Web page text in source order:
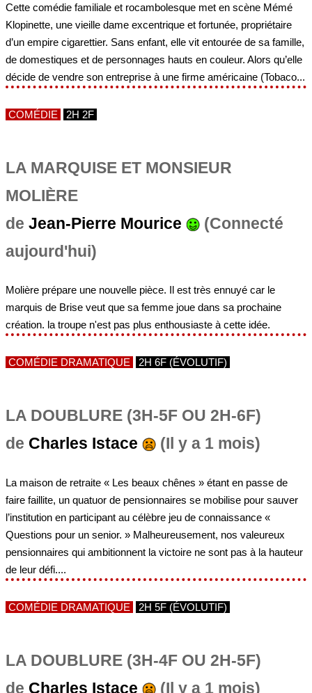
Cette comédie familiale et rocambolesque met en scène Mémé
Klopinette, une vieille dame excentrique et fortunée, propriétaire
d’un empire cigarettier. Sans enfant, elle vit entourée de sa famille,
de domestiques et de personnages hauts en couleur. Alors qu’elle
décide de vendre son entreprise à une firme américaine (Tobaco...
COMÉDIE 2H 2F
LA MARQUISE ET MONSIEUR
MOLIÈRE
de Jean-Pierre Mourice
(Connecté
aujourd'hui)
Molière prépare une nouvelle pièce. Il est très ennuyé car le
marquis de Brise veut que sa femme joue dans sa prochaine
création. la troupe n'est pas plus enthousiaste à cette idée.
COMÉDIE DRAMATIQUE 2H 6F (ÉVOLUTIF)
LA DOUBLURE (3H-5F OU 2H-6F)
de Charles Istace (Il y a 1 mois)
La maison de retraite « Les beaux chênes » étant en passe de
faire faillite, un quatuor de pensionnaires se mobilise pour sauver
l’institution en participant au célèbre jeu de connaissance «
Questions pour un senior. » Malheureusement, nos valeureux
pensionnaires qui ambitionnent la victoire ne sont pas à la hauteur
de leur défi....
COMÉDIE DRAMATIQUE 2H 5F (ÉVOLUTIF)
LA DOUBLURE (3H-4F OU 2H-5F)
de Charles Istace (Il y a 1 mois)